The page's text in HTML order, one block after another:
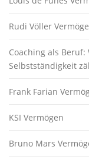
Rudi Völler
Coaching als
Selbstständigkeit
Frank Farian
KSI Vermögen
Bruno Mars